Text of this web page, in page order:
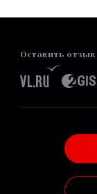
Оставить отзыв